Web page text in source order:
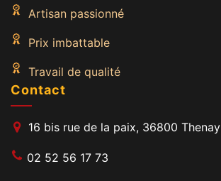
Artisan passionné
Prix imbattable
Travail de qualité
Contact
16 bis rue de la paix, 36800 Thenay
02 52 56 17 73